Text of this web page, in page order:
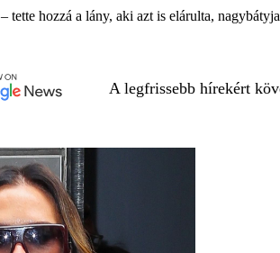
– tette hozzá a lány, aki azt is elárulta,
A legfrissebb hírekért